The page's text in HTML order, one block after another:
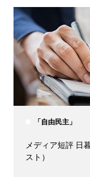
衆議院議員
下村 博文
「自由民主」
メディア短評 日
スト）